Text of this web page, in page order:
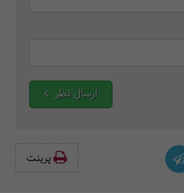
ارسال نظر
پرینت‌